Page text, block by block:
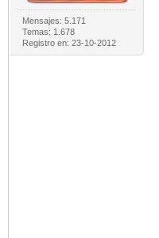
Mensajes: 5.171
Temas: 1.678
Registro en: 23-10-2012